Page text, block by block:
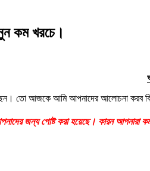
কম খরচে।
তো আজকে আমি আপনাদের আলোচনা করব কি
জন্য পোষ্ট করা হয়েছে। কারন